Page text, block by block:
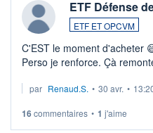
ETF Défense
ETF ET OPCVM
C'EST le moment d'acheter
Perso je renforce. Çà
Investissement long terme
par Renaud.S. • 30 avr. •
16commentaires • 1 j'aime